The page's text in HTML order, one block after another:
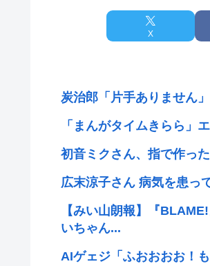
X
炭治郎「片手ありません
「まんがタイムきらら」
初音ミクさん、指で作っ
広末涼子さん 病気を患っ
【みい山朗報】『
いちゃん...
AIゲェジ「ふおおおお！